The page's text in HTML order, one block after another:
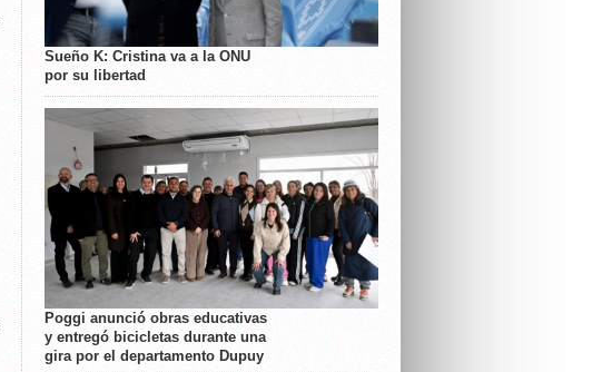
Sueño K: Cristina va a la ONU
por su libertad
Poggi anunció obras educativas
y entregó bicicletas durante una
gira por el departamento Dupuy